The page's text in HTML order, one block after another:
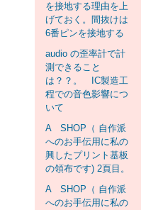
を接地する理由を上
げておく。間抜けは
6番ピンを接地する
audio の歪率計で計
測できること
は？？。 IC製造工
程での音色影響につ
いて
A SHOP（ 自作派
へのお手伝用に私の
興したプリント基板
の領布です) 2頁目。
A SHOP（ 自作派
へのお手伝用に私の